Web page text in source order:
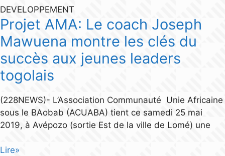
DEVELOPPEMENT
Projet AMA: Le coach Joseph
Mawuena montre les clés du
succès aux jeunes leaders
togolais
(228NEWS)- L’Association Communauté Unie Africaine
sous le BAobab (ACUABA) tient ce samedi 25 mai
2019, à Avépozo (sortie Est de la ville de Lomé) une
Lire»